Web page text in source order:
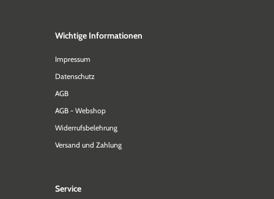
Wichtige Informationen
Impressum
Datenschutz
AGB
AGB - Webshop
Widerrufsbelehrung
Versand und Zahlung
Service